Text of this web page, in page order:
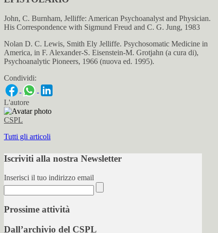
John, C. Burnham, Jelliffe: American Psychoanalyst and Physician.
His Correspondence with Sigmund Freud and C. G. Jung, 1983
Nolan D. C. Lewis, Smith Ely Jelliffe. Psychosomatic Medicine in
America, in F. Alexander-S. Eisenstein-M. Grotjahn (a cura di),
Psychoanalytic Pioneers, 1966 (nuova ed. 1995).
Condividi:
L'autore
CSPL
Tutti gli articoli
Iscriviti alla nostra Newsletter
Inserisci il tuo indirizzo email
Prossime attività
Dall’archivio del CSPL